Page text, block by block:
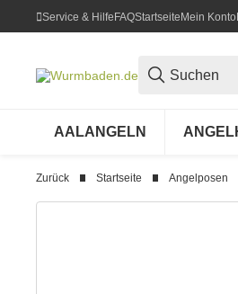
Service & HilfeFAQStartseiteMein Konto
AALANGELN
Zurück Startseite Angelposen